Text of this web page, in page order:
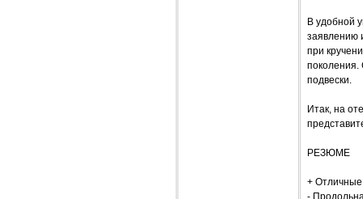
В удобной
заявлению
при
поколения.
подвески.
Итак, на
РЕЗЮМЕ
+ Отличные